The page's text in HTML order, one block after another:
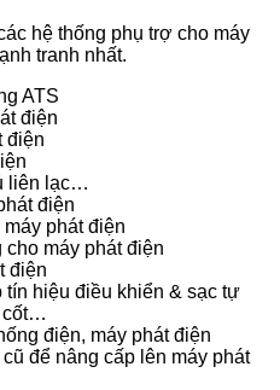
hệ thống phụ trợ cho máy
tranh nhất.
ATS
điện
điện
liên lạc…
điện
phát điện
cho máy phát điện
điện
hiệu điều khiển & sạc tự
cốt…
điện, máy phát điện
để nâng cấp lên máy phát